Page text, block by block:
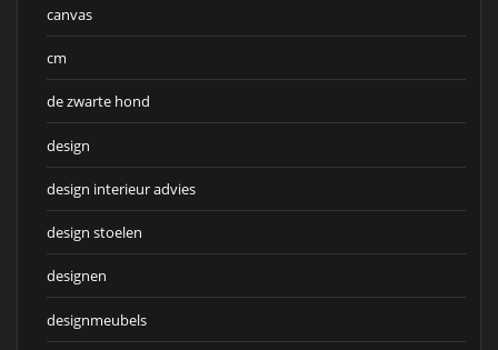
canvas
cm
de zwarte hond
design
design interieur advies
design stoelen
designen
designmeubels